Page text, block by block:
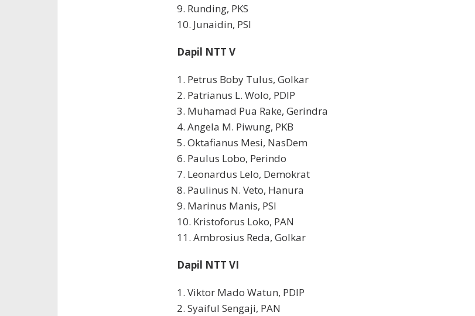
9. Runding, PKS
10. Junaidin, PSI
Dapil NTT V
1. Petrus Boby Tulus, Golkar
2. Patrianus L. Wolo, PDIP
3. Muhamad Pua Rake, Gerindra
4. Angela M. Piwung, PKB
5. Oktafianus Mesi, NasDem
6. Paulus Lobo, Perindo
7. Leonardus Lelo, Demokrat
8. Paulinus N. Veto, Hanura
9. Marinus Manis, PSI
10. Kristoforus Loko, PAN
11. Ambrosius Reda, Golkar
Dapil NTT VI
1. Viktor Mado Watun, PDIP
2. Syaiful Sengaji, PAN